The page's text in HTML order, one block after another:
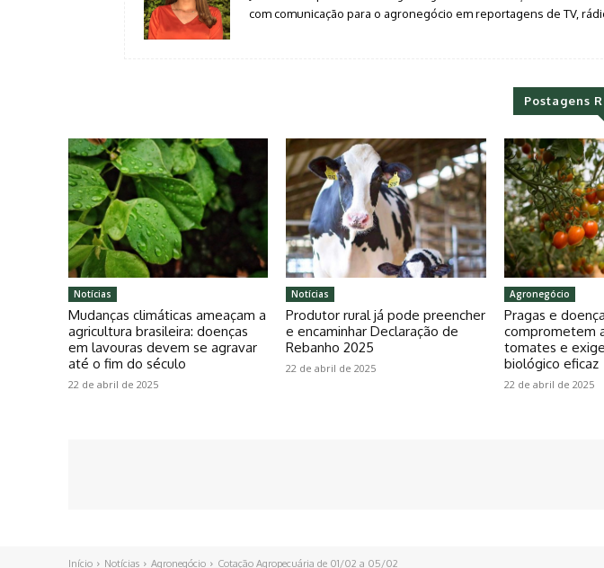
com comunicação para o agronegócio em reportagens de TV,
Postagens
Notícias
Mudanças climáticas ameaçam a
agricultura brasileira: doenças
em lavouras devem se agravar
até o fim do século
22 de abril de 2025
Notícias
Produtor rural já pode preencher
e encaminhar Declaração de
Rebanho 2025
22 de abril de 2025
Agronegócio
Pragas e
comprometem
tomates e
biológico eficaz
22 de abril de 2025